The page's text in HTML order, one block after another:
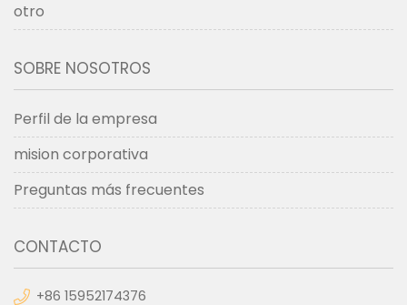
otro
SOBRE NOSOTROS
Perfil de la empresa
mision corporativa
Preguntas más frecuentes
CONTACTO
+86 15952174376